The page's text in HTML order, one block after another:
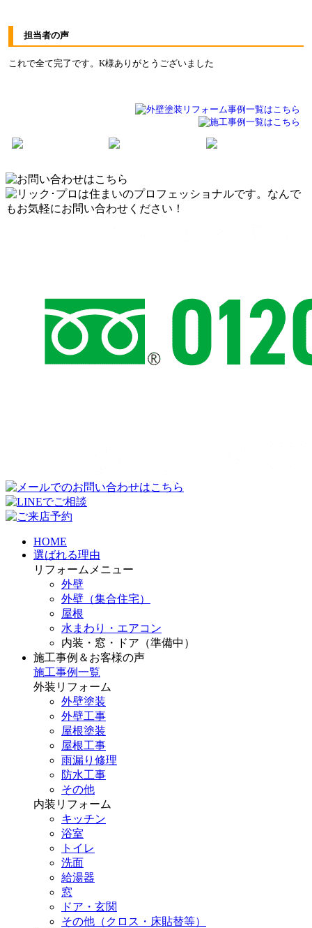
担当者の声
これで全て完了です。K様ありがとうございました
HOME
選ばれる理由
リフォームメニュー
外壁
外壁（集合住宅）
屋根
水まわり・エアコン
内装・窓・ドア（準備中）
施工事例＆お客様の声
施工事例一覧
外装リフォーム
外壁塗装
外壁工事
屋根塗装
屋根工事
雨漏り修理
防水工事
その他
内装リフォーム
キッチン
浴室
トイレ
洗面
給湯器
窓
ドア・玄関
その他（クロス・床貼替等）